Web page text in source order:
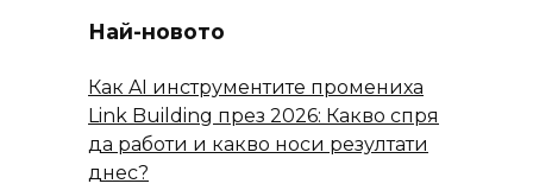
Най-новото
Как AI инструментите промениха
Link Building през 2026: Какво спря
да работи и какво носи резултати
днес?